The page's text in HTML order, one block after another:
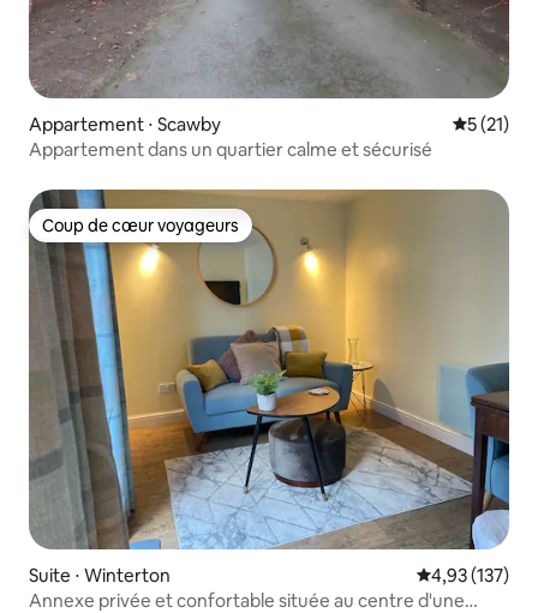
Appartement ⋅ Scawby
5 (21)
Appartement dans un quartier calme et sécurisé
Coup de cœur voyageurs
Coup de cœur voyageurs
Suite ⋅ Winterton Évaluation
4,93 (137)
Annexe privée et confortable située au centre d'une